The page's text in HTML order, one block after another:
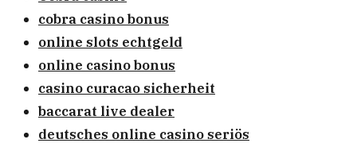
cobra casino bonus
online slots echtgeld
online casino bonus
casino curacao sicherheit
baccarat live dealer
deutsches online casino seriös